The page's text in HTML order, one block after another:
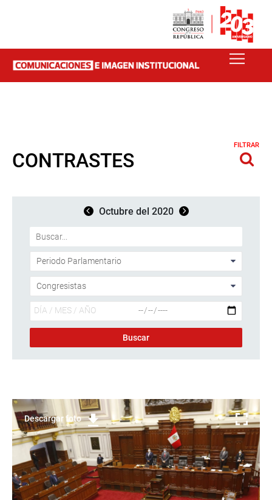
CONTRASTES
FILTRAR
Octubre del 2020
Descargar foto